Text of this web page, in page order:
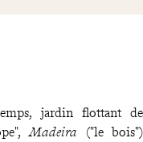
jardin flottant de
Madeira ("le bois")